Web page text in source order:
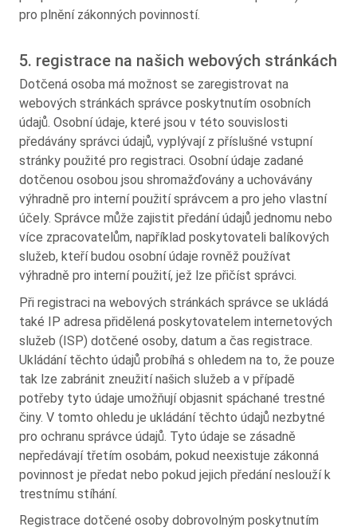
pro plnění zákonných povinností.
5. registrace na našich webových stránkách
Dotčená osoba má možnost se zaregistrovat na
webových stránkách správce poskytnutím osobních
údajů. Osobní údaje, které jsou v této souvislosti
předávány správci údajů, vyplývají z příslušné vstupní
stránky použité pro registraci. Osobní údaje zadané
dotčenou osobou jsou shromažďovány a uchovávány
výhradně pro interní použití správcem a pro jeho vlastní
účely. Správce může zajistit předání údajů jednomu nebo
více zpracovatelům, například poskytovateli balíkových
služeb, kteří budou osobní údaje rovněž používat
výhradně pro interní použití, jež lze přičíst správci.
Při registraci na webových stránkách správce se ukládá
také IP adresa přidělená poskytovatelem internetových
služeb (ISP) dotčené osoby, datum a čas registrace.
Ukládání těchto údajů probíhá s ohledem na to, že pouze
tak lze zabránit zneužití našich služeb a v případě
potřeby tyto údaje umožňují objasnit spáchané trestné
činy. V tomto ohledu je ukládání těchto údajů nezbytné
pro ochranu správce údajů. Tyto údaje se zásadně
nepředávají třetím osobám, pokud neexistuje zákonná
povinnost je předat nebo pokud jejich předání neslouží k
trestnímu stíhání.
Registrace dotčené osoby dobrovolným poskytnutím